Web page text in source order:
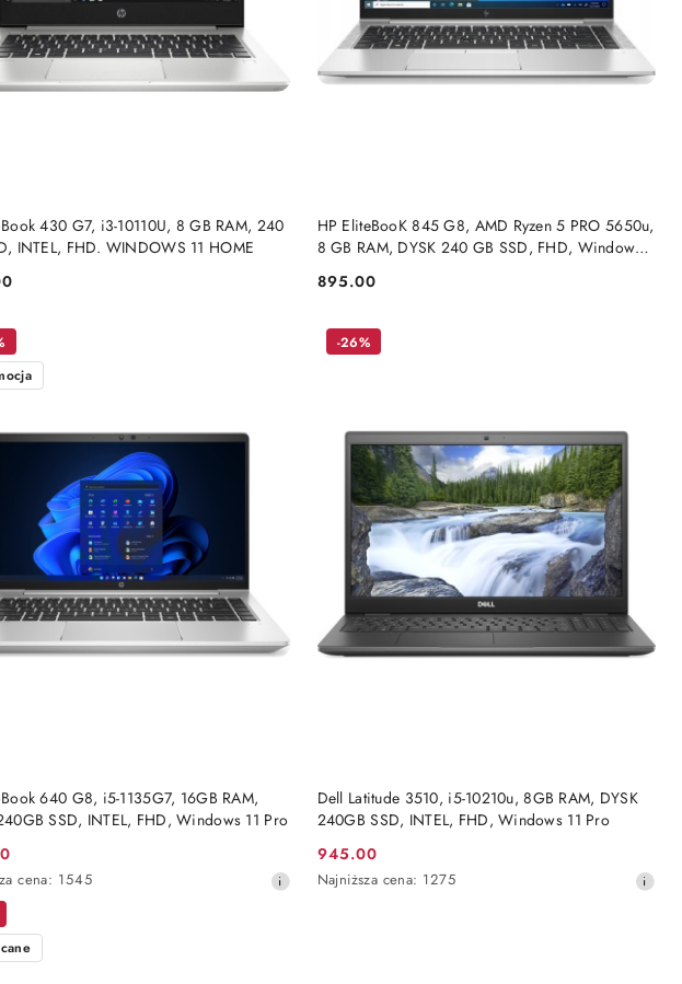
430 G7, i3-10110U, 8 GB RAM, 240
INTEL, FHD. WINDOWS 11 HOME
DO KOSZYKA
HP EliteBooK 845 G8, AMD Ryzen 5 PRO 5650u,
8 GB RAM, DYSK 240 GB SSD, FHD, Windows
Cena:
895.00
DO KOSZYKA
640 G8, i5-1135G7, 16GB RAM,
SSD, INTEL, FHD, Windows 11 Pro
cena: 1545
DO KOSZYKA
Dell Latitude 3510, i5-10210u, 8GB RAM, DYSK
240GB SSD, INTEL, FHD, Windows 11 Pro
Cena
promocyjna:
945.00
Najniższa
Najniższa cena: 1275
-26%
DO KOSZYKA